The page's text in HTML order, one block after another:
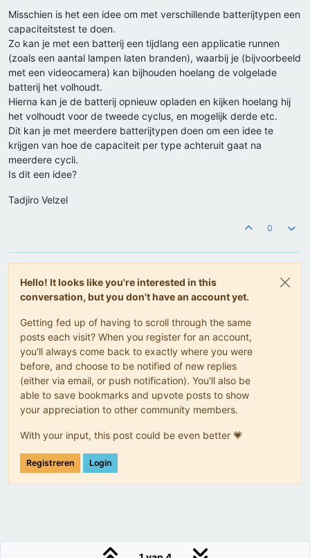
Misschien is het een idee om met verschillende batterijtypen een
capaciteitstest te doen.
Zo kan je met een batterij een tijdlang een applicatie runnen
(zoals een aantal lampen laten branden), waarbij je (bijvoorbeeld
met een videocamera) kan bijhouden hoelang de volgelade
batterij het volhoudt.
Hierna kan je de batterij opnieuw opladen en kijken hoelang hij
het volhoudt voor de tweede cyclus, en mogelijk derde etc.
Dit kan je met meerdere batterijtypen doen om een idee te
krijgen van hoe de capaciteit per type achteruit gaat na
meerdere cycli.
Is dit een idee?
Tadjiro Velzel
0
Hello! It looks like you're interested in this
conversation, but you don't have an account yet.
Getting fed up of having to scroll through the same
posts each visit? When you register for an account,
you'll always come back to exactly where you were
before, and choose to be notified of new replies
(either via email, or push notification). You'll also be
able to save bookmarks and upvote posts to show
your appreciation to other community members.
With your input, this post could be even better 💗
Registreren Login